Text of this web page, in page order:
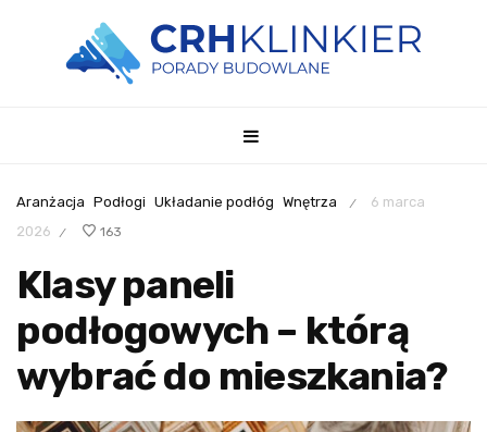
Aranżacja Podłogi Układanie podłóg Wnętrza /
6 marca
2026
/ 163
Klasy paneli
podłogowych – którą
wybrać do mieszkania?